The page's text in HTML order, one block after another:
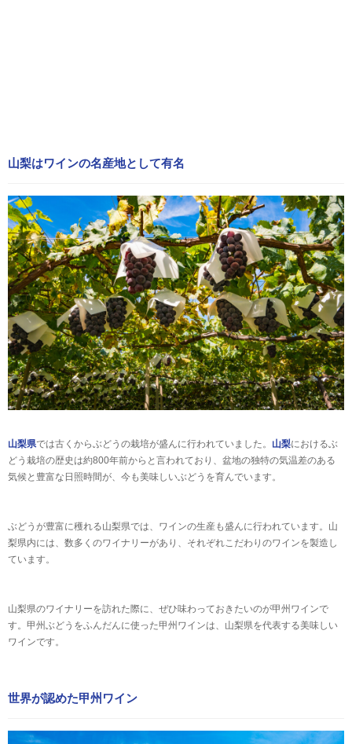
山梨はワインの名産地として有名
山梨県では古くからぶどうの栽培が盛んに行われていました。 山梨におけるぶ
どう栽培の歴史は約800年前からと言われており、盆地の独特の気温差のある
気候と豊富な日照時間が、今も美味しいぶどうを育んでいます。
ぶどうが豊富に穫れる山梨県では、ワインの生産も盛んに行われています。山
梨県内には、数多くのワイナリーがあり、それぞれこだわりのワインを製造し
ています。
山梨県のワイナリーを訪れた際に、ぜひ味わっておきたいのが甲州ワインで
す。甲州ぶどうをふんだんに使った甲州ワインは、山梨県を代表する美味しい
ワインです。
世界が認めた甲州ワイン